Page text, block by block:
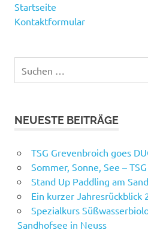
Startseite
Kontaktformular
nach:
NEUESTE BEITRÄGE
TSG Grevenbroich goes
Sommer, Sonne, See –
Stand Up Paddling am
Ein kurzer Jahresrückblick
Spezialkurs
Sandhofsee in Neuss